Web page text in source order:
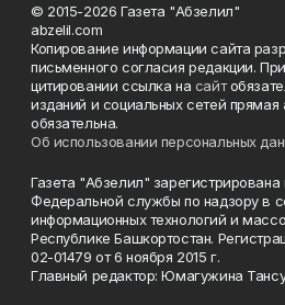
© 2015-2026 Газета "Абзелил"
abzelil.com
Копирование информации сайта
письменного согласия редакции.
цитировании ссылка на сайт
изданий и социальных сетей прямая
обязательна.
Об использовании персональных
Газета "Абзелил" зарегистрирована
Федеральной службы по надзору в
информационных технологий и
Республике Башкортостан.
02-01479 от 6 ноября 2015 г.
Главный редактор: Юмагужина